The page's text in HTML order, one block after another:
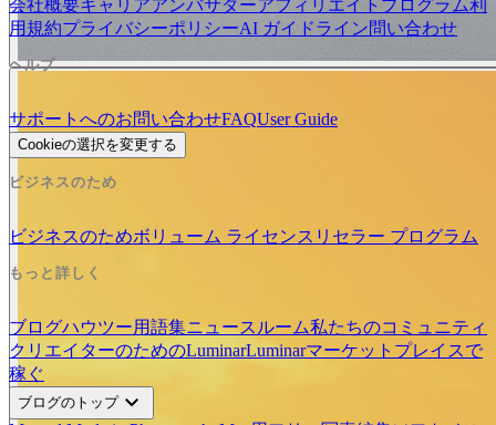
会社概要キャリアアンバサダーアフィリエイトプログラム利
用規約プライバシーポリシーAI ガイドライン問い合わせ
ヘルプ
サポートへのお問い合わせFAQUser Guide
Cookieの選択を変更する
ビジネスのため
ビジネスのためボリューム ライセンス リセラー プログラム
もっと詳しく
ブログハウツー用語集ニュースルーム私たちのコミュニティ
クリエイターのためのLuminarLuminarマーケットプレイスで
稼ぐ
ブログのトップexpand_more